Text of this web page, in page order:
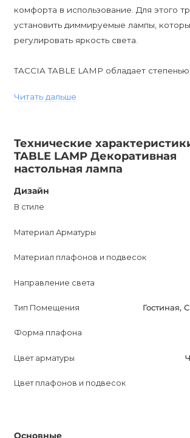
комфорта в использование. Для этого
установить диммируемые лампы,
регулировать яркость света.
TACCIA TABLE LAMP обладает
гостиной, спальни или кабинета. Эта
Цоколь E27 позволяет использовать
ламп, включая энергосберегающие и
делает ее экологически дружественной
энергоэффективной.
Приобретение TACCIA TABLE LAMP
удовольствие покупателю. Ее
и обеспечат необходимое освещение.
поисковых системах, лампа привлечет
потенциальных покупателей и станет
интерьере.
Читать дальше
Технические
TABLE LAMP Декоративная
настольная лампа
Дизайн
В стиле
Материал Арматуры
Материал плафонов и подвесок
Направление света
Тип Помещения Гостиная,
Форма плафона
Цвет арматуры
Цвет плафонов и подвесок
Основные